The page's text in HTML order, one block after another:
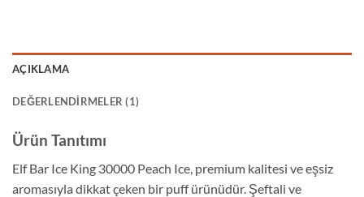
AÇIKLAMA
DEĞERLENDIRMELER (1)
Ürün Tanıtımı
Elf Bar Ice King 30000 Peach Ice, premium kalitesi ve eşsiz
aromasıyla dikkat çeken bir puff ürünüdür. Şeftali ve